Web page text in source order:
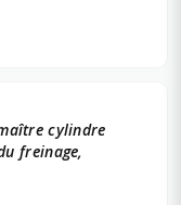
cylindre
freinage,